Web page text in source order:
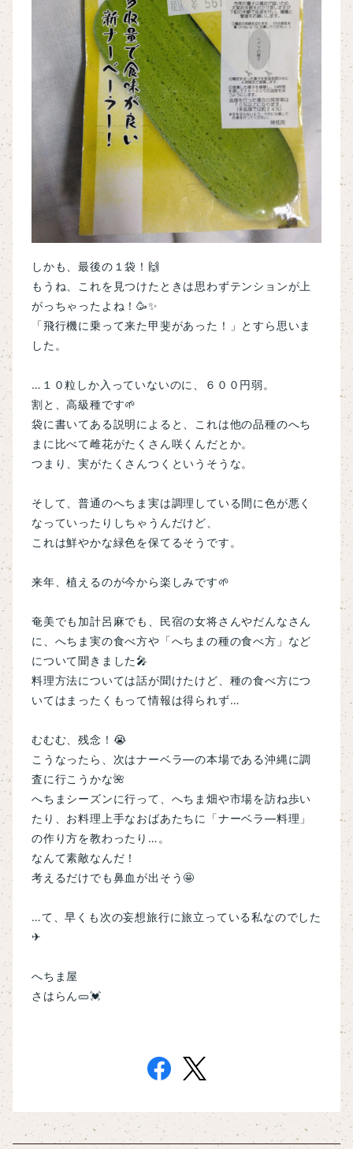
しかも、最後の１袋！🙌
もうね、これを見つけたときは思わずテンションが上
がっちゃったよね！🥳✨
「飛行機に乗って来た甲斐があった！」とすら思いま
した。
…１０粒しか入っていないのに、６００円弱。
割と、高級種です🌱
袋に書いてある説明によると、これは他の品種のへち
まに比べて雌花がたくさん咲くんだとか。
つまり、実がたくさんつくというそうな。
そして、普通のへちま実は調理している間に色が悪く
なっていったりしちゃうんだけど、
これは鮮やかな緑色を保てるそうです。
来年、植えるのが今から楽しみです🌱
奄美でも加計呂麻でも、民宿の女将さんやだんなさん
に、へちま実の食べ方や「へちまの種の食べ方」など
について聞きました🎤
料理方法については話が聞けたけど、種の食べ方につ
いてはまったくもって情報は得られず…
むむむ、残念！😭
こうなったら、次はナーベラ―の本場である沖縄に調
査に行こうかな🌺
へちまシーズンに行って、へちま畑や市場を訪ね歩い
たり、 お料理上手なおばあたちに「ナーベラ―料理」
の作り方を教わったり…。
なんて素敵なんだ！
考えるだけでも鼻血が出そう🤩
…て、早くも次の妄想旅行に旅立っている私なのでした
✈
へちま屋
さはらん🥒💓